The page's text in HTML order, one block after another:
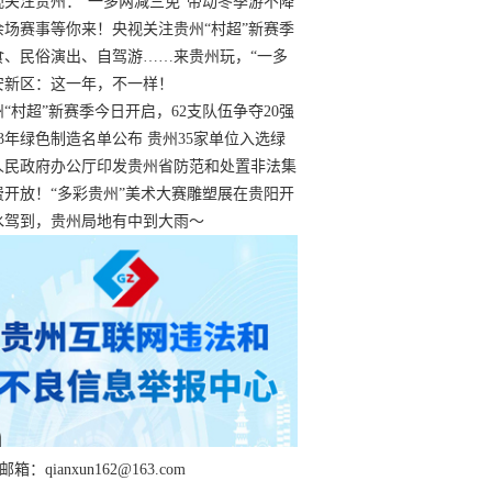
场赛事等你来！央视关注贵州“村超”新赛季
打响”
、民俗演出、自驾游……来贵州玩，“一多
三免”！
新区：这一年，不一样！
“村超”新赛季今日开启，62支队伍争夺20强
年绿色制造名单公布 贵州35家单位入选绿
厂
民政府办公厅印发贵州省防范和处置非法集
作实施细则
开放！“多彩贵州”美术大赛雕塑展在贵阳开
持续至1月19日
驾到，贵州局地有中到大雨～
箱：qianxun162@163.com